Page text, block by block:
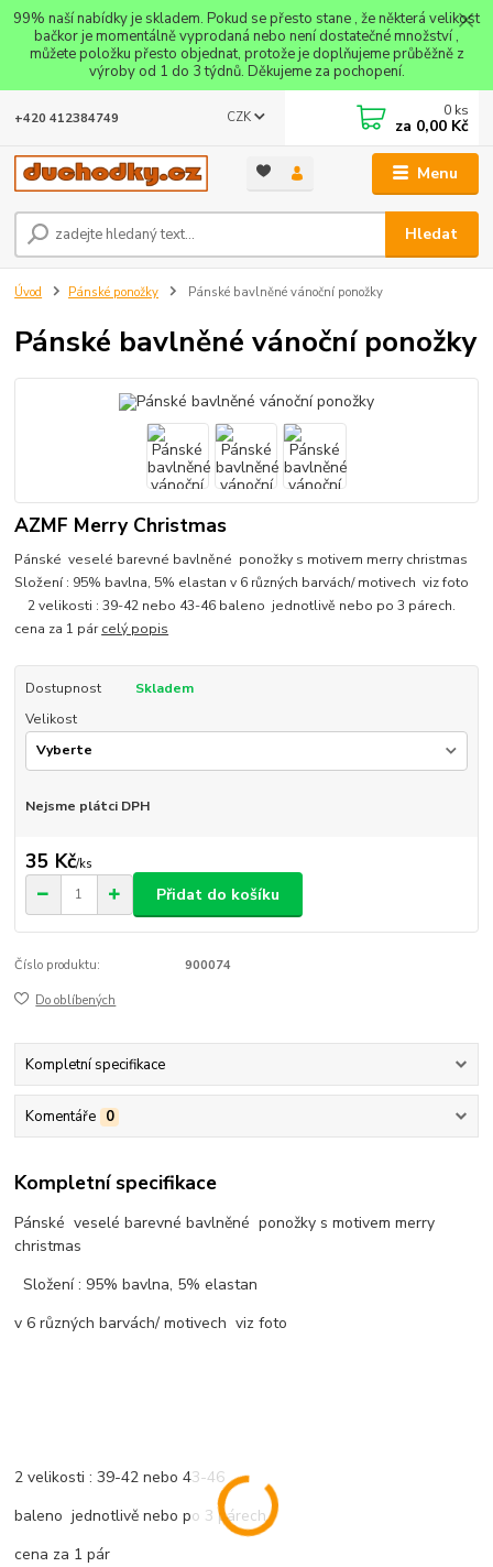
99% naší nabídky je skladem. Pokud se přesto stane , že některá velikost
bačkor je momentálně vyprodaná nebo není dostatečné množství ,
můžete položku přesto objednat, protože je doplňujeme průběžně z
výroby od 1 do 3 týdnů. Děkujeme za pochopení.
Menu
CZK
Hledat
+420 412384749 0 ks
za 0,00 Kč
Úvod Pánské ponožky Pánské bavlněné vánoční ponožky
Pánské bavlněné vánoční ponožky
AZMF Merry Christmas
Pánské veselé barevné bavlněné ponožky s motivem merry christmas
Složení : 95% bavlna, 5% elastan v 6 různých barvách/ motivech viz foto
2 velikosti : 39-42 nebo 43-46 baleno jednotlivě nebo po 3 párech.
cena za 1 párcelý popis
Dostupnost
Skladem
Velikost
Nejsme plátci DPH
35 Kč/ks
Přidat do košíku
Číslo produktu: 900074
Do oblíbených
Kompletní specifikace
Komentáře 0
Kompletní specifikace
Pánské veselé barevné bavlněné ponožky s motivem merry
christmas
Složení : 95% bavlna, 5% elastan
v 6 různých barvách/ motivech viz foto
2 velikosti : 39-42 nebo 43-46
baleno jednotlivě nebo po 3 párech.
cena za 1 pár